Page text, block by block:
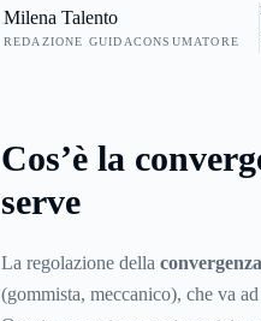
Milena Talento
REDAZIONE GUIDACONSUMATORE
Cos’è la
serve
La regolazione della
(gommista, meccanico), che va